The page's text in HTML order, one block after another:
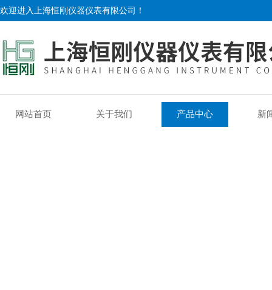
欢迎进入上海恒刚仪器仪表有限公司！
网站首页 关于我们 产品中心 新